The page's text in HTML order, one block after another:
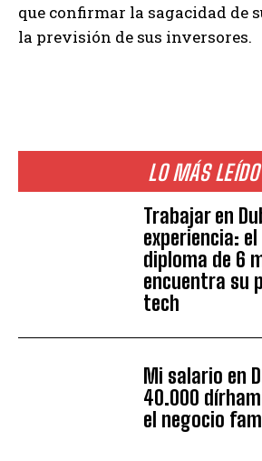
LO MÁS LEÍDO
Trabajar en
experiencia:
diploma de 6
encuentra su
tech
Mi salario en
40.000
el negocio
que confirmar la sagacidad de
la previsión de sus inversores.